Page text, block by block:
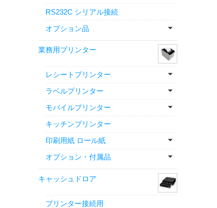
RS232C シリアル接続
オプション品
業務用プリンター
レシートプリンター
ラベルプリンター
モバイルプリンター
キッチンプリンター
印刷用紙 ロール紙
オプション・付属品
キャッシュドロア
プリンター接続用